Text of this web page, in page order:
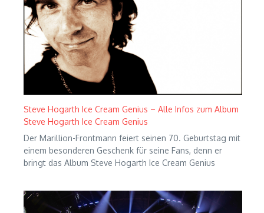
Steve Hogarth Ice Cream Genius – Alle Infos zum Album
Steve Hogarth Ice Cream Genius
Der Marillion-Frontmann feiert seinen 70. Geburtstag mit
einem besonderen Geschenk für seine Fans, denn er
bringt das Album Steve Hogarth Ice Cream Genius